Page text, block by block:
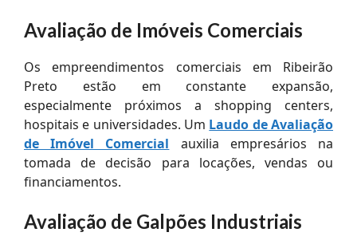
Avaliação de Imóveis Comerciais
Os empreendimentos comerciais em Ribeirão
Preto estão em constante expansão,
especialmente próximos a shopping centers,
hospitais e universidades. Um Laudo de Avaliação
de Imóvel Comercial auxilia empresários na
tomada de decisão para locações, vendas ou
financiamentos.
Avaliação de Galpões Industriais